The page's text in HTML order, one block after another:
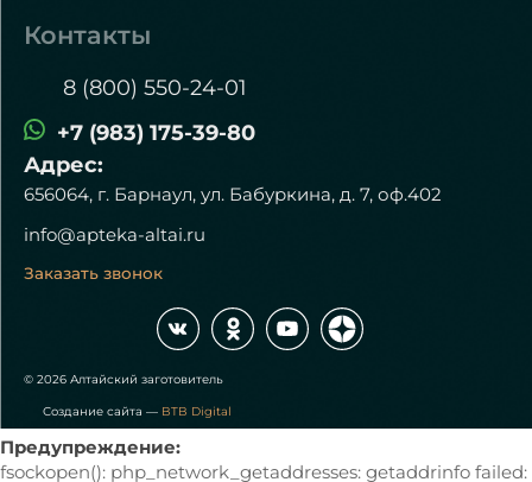
Контакты
8 (800) 550-24-01
+7 (983) 175-39-80
Адрес:
656064, г. Барнаул, ул. Бабуркина, д. 7, оф.402
info@apteka-altai.ru
Заказать звонок
© 2026 Алтайский заготовитель
Создание сайта — BTB Digital
Предупреждение:
fsockopen(): php_network_getaddresses: getaddrinfo failed: